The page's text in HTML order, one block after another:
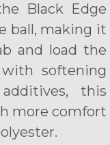
Black Edge
ball, making it
and load the
softening
this
more comfort